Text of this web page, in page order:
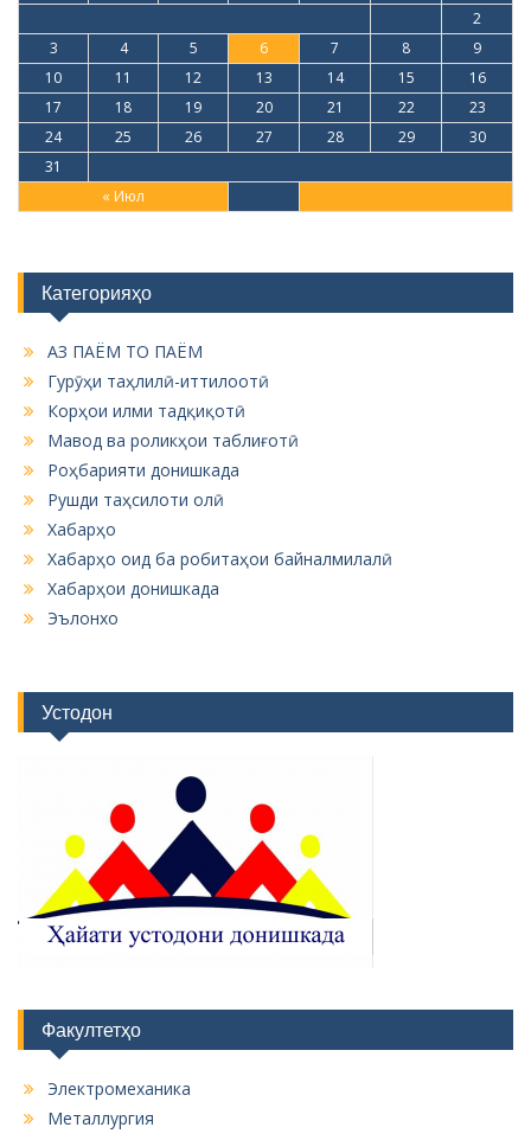
« Июл
2
3
4 5 6 7 8
9
10
11 12 13 14 15
16
17
18 19 20 21 22
23
24
25 26 27 28 29
30
31
Категорияҳо
АЗ ПАЁМ ТО ПАЁМ
Гурӯҳи таҳлилӣ-иттилоотӣ
Корҳои илми тадқиқотӣ
Мавод ва роликҳои таблиғотӣ
Роҳбарияти донишкада
Рушди таҳсилоти олӣ
Хабарҳо
Хабарҳо оид ба робитаҳои байналмилалӣ
Хабарҳои донишкада
Эълонхо
Устодон
Факултетҳо
Электромеханика
Металлургия